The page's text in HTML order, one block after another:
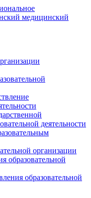
медицинский
деятельности
организации
образовательной
образовательной